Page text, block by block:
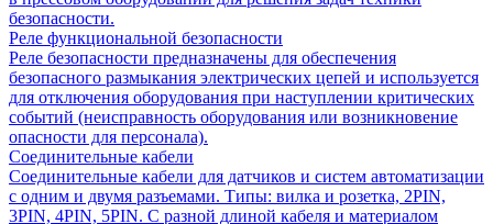
безопасности.
Реле функциональной безопасности
Реле безопасности предназначены для обеспечения
безопасного размыкания электрических цепей и используется
для отключения оборудования при наступлении критических
событий (неисправность оборудования или возникновение
опасности для персонала).
Соединительные кабели
Соединительные кабели для датчиков и систем автоматизации
с одним и двумя разъемами. Типы: вилка и розетка, 2PIN,
3PIN, 4PIN, 5PIN. С разной длиной кабеля и материалом